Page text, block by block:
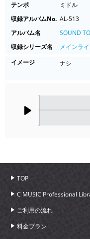
テンポ
ミドル
収録アルバムNo. AL-513
アルバム名
SOUND
収録シリーズ名
メインラ
イメージ
ナシ
TOP
C MUSIC Professional
ご利用の流れ
料金プラン